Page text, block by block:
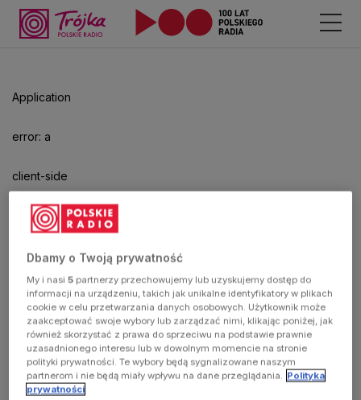
Application
error: a
client-side
exception
has
occurred
(see the
browser
aby
odtwarzać.
Dbamy o Twoją prywatność
My i nasi5 partnerzy przechowujemy lub uzyskujemy dostęp do
informacji na urządzeniu, takich jak unikalne identyfikatory w plikach
cookie w celu przetwarzania danych osobowych. Użytkownik może
zaakceptować swoje wybory lub zarządzać nimi, klikając poniżej, jak
również skorzystać z prawa do sprzeciwu na podstawie prawnie
uzasadnionego interesu lub w dowolnym momencie na stronie
polityki prywatności. Te wybory będą sygnalizowane naszym
partnerom i nie będą miały wpływu na dane przeglądania. Polityka
prywatności